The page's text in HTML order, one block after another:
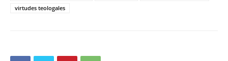
virtudes teologales